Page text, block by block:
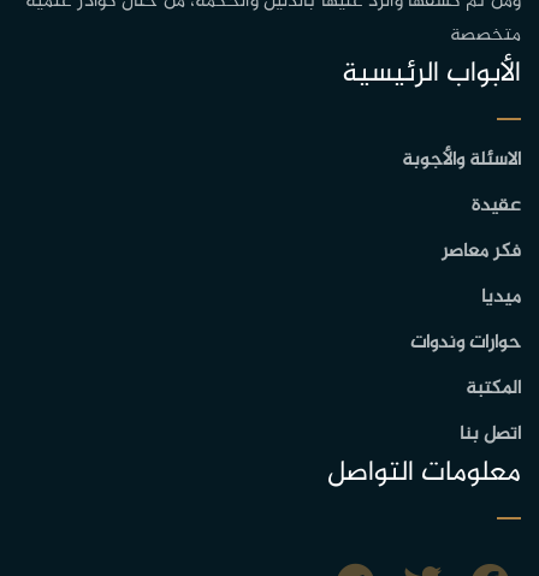
متخصصة
الأبواب الرئيسية
الاسئلة والأجوبة
عقيدة
فكر معاصر
ميديا
حوارات وندوات
المكتبة
اتصل بنا
معلومات التواصل